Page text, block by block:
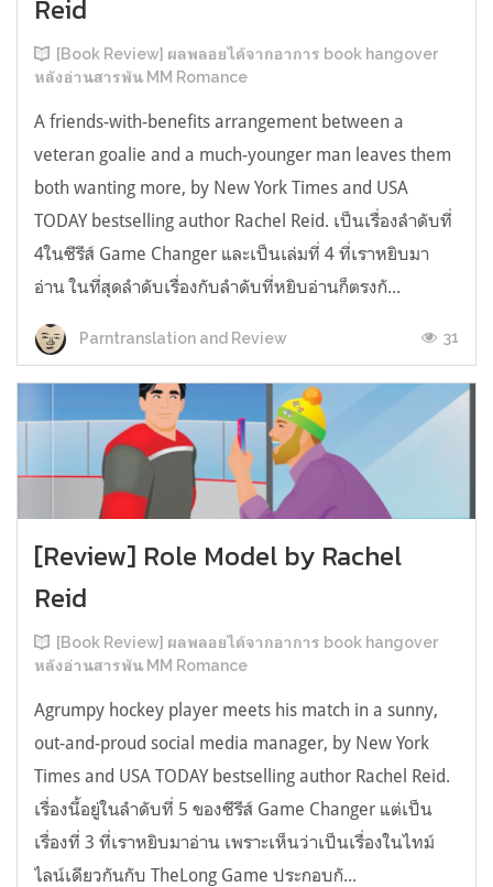
Reid
[Book Review] ผลพลอยได้จากอาการ book hangover
หลังอ่านสารพัน MM Romance
A friends-with-benefits arrangement between a
veteran goalie and a much-younger man leaves them
both wanting more, by New York Times and USA
TODAY bestselling author Rachel Reid. เป็นเรื่องลำดับที่
4ในซีรีส์ Game Changer และเป็นเล่มที่ 4 ที่เราหยิบมา
อ่าน ในที่สุดลำดับเรื่องกับลำดับที่หยิบอ่านก็ตรงกั...
Parntranslation and Review 31
[Review] Role Model by Rachel
Reid
[Book Review] ผลพลอยได้จากอาการ book hangover
หลังอ่านสารพัน MM Romance
Agrumpy hockey player meets his match in a sunny,
out-and-proud social media manager, by New York
Times and USA TODAY bestselling author Rachel Reid.
เรื่องนี้อยู่ในลำดับที่ 5 ของซีรีส์ Game Changer แต่เป็น
เรื่องที่ 3 ที่เราหยิบมาอ่าน เพราะเห็นว่าเป็นเรื่องในไทม์
ไลน์เดียวกันกับ TheLong Game ประกอบกั...